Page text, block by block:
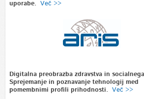
uporabe.
Več >>
Digitalna preobrazba zdravstva in
Sprejemanje in poznavanje tehnologij med
pomembnimi profili prihodnosti.
Več >>